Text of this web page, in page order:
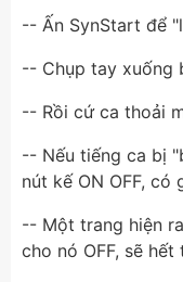
-- Ấn SynStart để
-- Chụp tay xuống
-- Rồi cứ ca thoải
-- Nếu tiếng ca bị
nút kế ON OFF,
-- Một trang hiện
cho nó OFF, sẽ